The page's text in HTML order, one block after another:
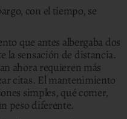
con el tiempo, se
que antes albergaba dos
la sensación de distancia.
ahora requieren más
citas. El mantenimiento
simples, qué comer,
peso diferente.